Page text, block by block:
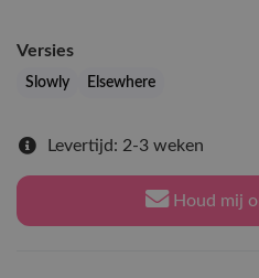
Versies
Slowly Elsewhere
Levertijd: 2-3 weken
Houd mij